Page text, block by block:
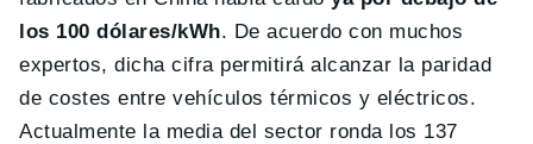
los 100 dólares/kWh. De acuerdo con muchos
expertos, dicha cifra permitirá alcanzar la paridad
de costes entre vehículos térmicos y eléctricos.
Actualmente la media del sector ronda los 137